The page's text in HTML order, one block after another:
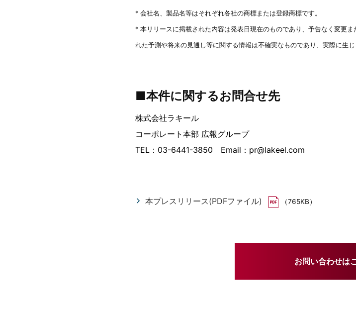
* 会社名、製品名等はそれぞれ各社の商標または登録商標です。
* 本リリースに掲載された内容は発表日現在のものであり、予告なく変更
れた予測や将来の見通し等に関する情報は不確実なものであり、実際に生
■本件に関するお問合せ先
株式会社ラキール
コーポレート本部 広報グループ
TEL：03-6441-3850 Email：pr@lakeel.com
本プレスリリース(PDFファイル) （765KB）
お問い合わせは